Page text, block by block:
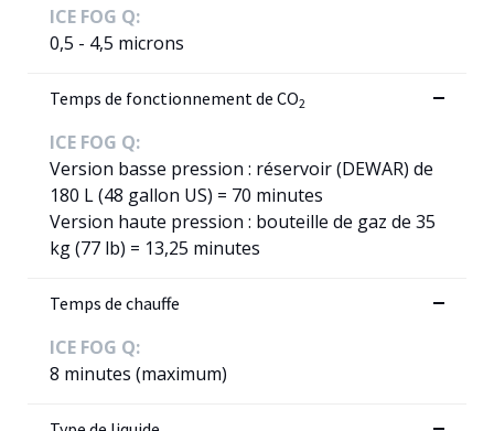
ICE FOG Q:
0,5 - 4,5 microns
Temps de fonctionnement de CO2
ICE FOG Q:
Version basse pression : réservoir (DEWAR) de
180 L (48 gallon US) = 70 minutes
Version haute pression : bouteille de gaz de 35
kg (77 lb) = 13,25 minutes
Temps de chauffe
ICE FOG Q:
8 minutes (maximum)